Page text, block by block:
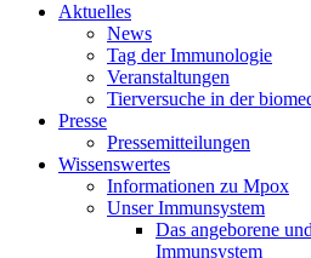
Aktuelles
News
Tag der Immunologie
Veranstaltungen
Tierversuche in der
Presse
Pressemitteilungen
Wissenswertes
Informationen zu Mpox
Unser Immunsystem
Das angeborene
Immunsystem